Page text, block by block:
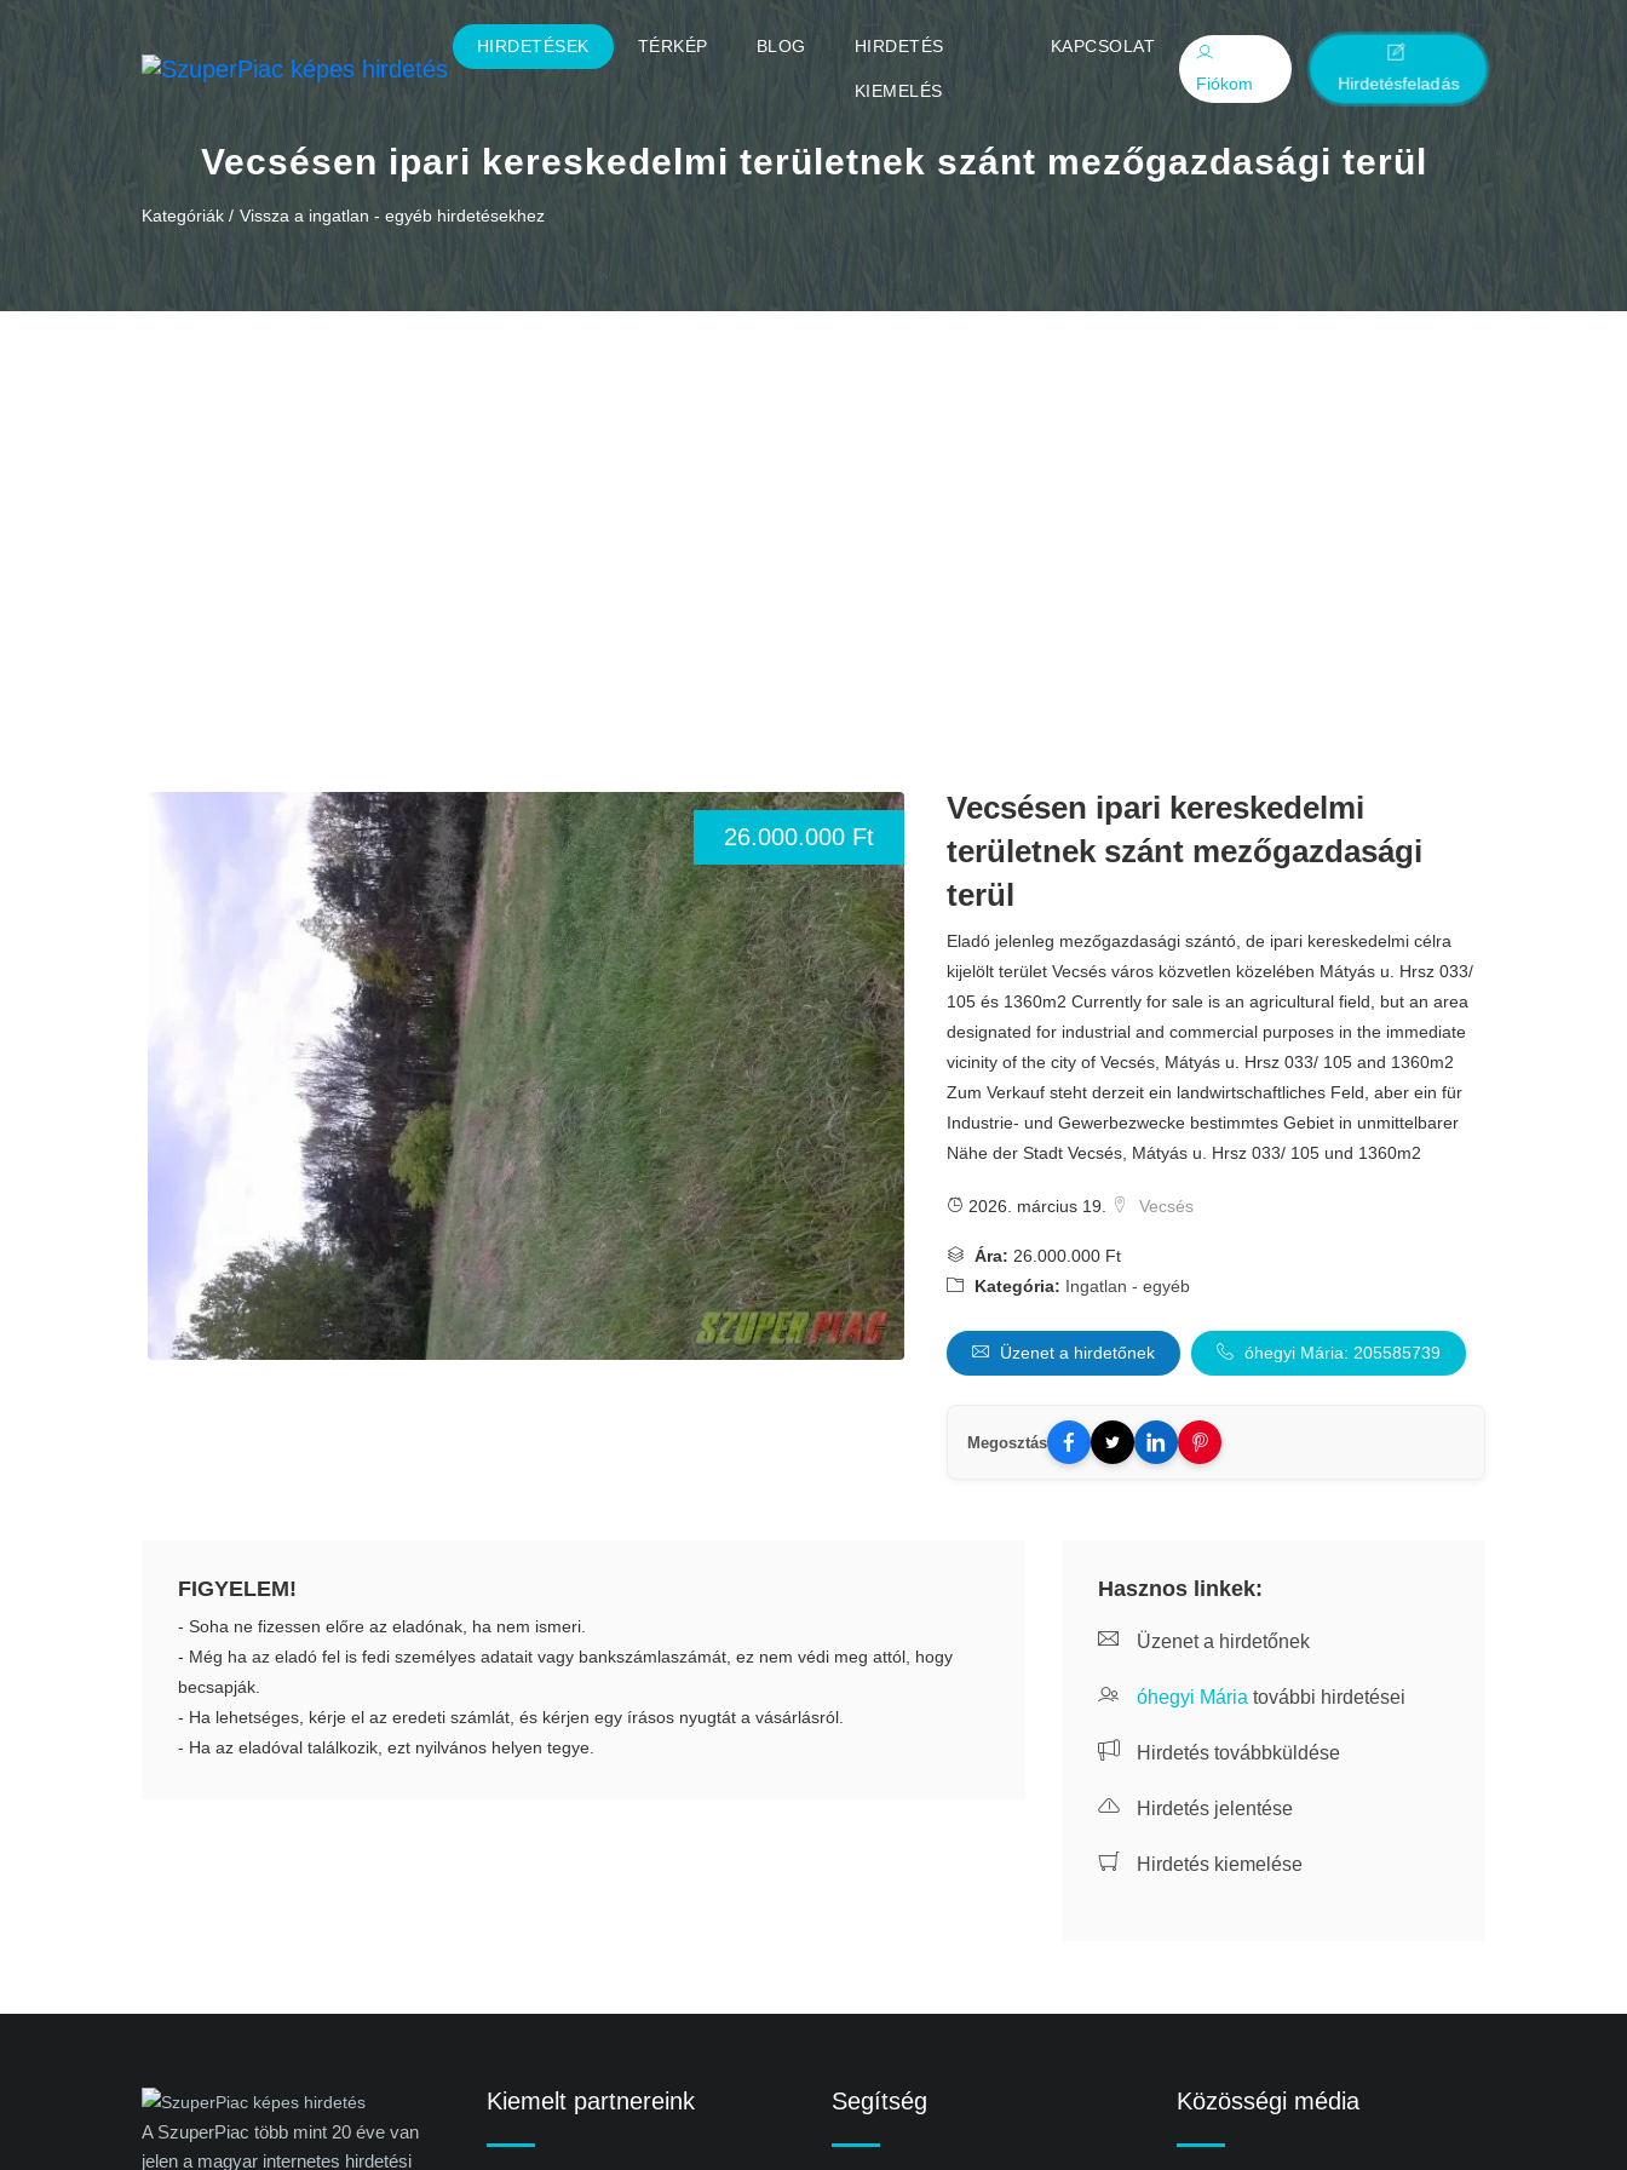
HIRDETÉSEK TÉRKÉP BLOG HIRDETÉS
KIEMELÉS
KAPCSOLAT
Fiókom
Hirdetésfeladás
Vecsésen ipari kereskedelmi területnek szánt mezőgazdasági terül
Kategóriák / Vissza a ingatlan - egyéb hirdetésekhez
26.000.000 Ft
Vecsésen ipari kereskedelmi
területnek szánt mezőgazdasági
terül
Eladó jelenleg mezőgazdasági szántó, de ipari kereskedelmi célra
kijelölt terület Vecsés város közvetlen közelében Mátyás u. Hrsz 033/
105 és 1360m2 Currently for sale is an agricultural field, but an area
designated for industrial and commercial purposes in the immediate
vicinity of the city of Vecsés, Mátyás u. Hrsz 033/ 105 and 1360m2
Zum Verkauf steht derzeit ein landwirtschaftliches Feld, aber ein für
Industrie- und Gewerbezwecke bestimmtes Gebiet in unmittelbarer
Nähe der Stadt Vecsés, Mátyás u. Hrsz 033/ 105 und 1360m2
2026. március 19. Vecsés
Ára: 26.000.000 Ft
Kategória: Ingatlan - egyéb
Üzenet a hirdetőnek óhegyi Mária: 205585739
Megosztás
FIGYELEM!
- Soha ne fizessen előre az eladónak, ha nem ismeri.
- Még ha az eladó fel is fedi személyes adatait vagy bankszámlaszámát, ez nem védi meg attól, hogy
becsapják.
- Ha lehetséges, kérje el az eredeti számlát, és kérjen egy írásos nyugtát a vásárlásról.
- Ha az eladóval találkozik, ezt nyilvános helyen tegye.
Hasznos linkek:
Üzenet a hirdetőnek
óhegyi Mária további hirdetései
Hirdetés továbbküldése
Hirdetés jelentése
Hirdetés kiemelése
A SzuperPiac több mint 20 éve van
jelen a magyar internetes hirdetési
Kiemelt partnereink Segítség Közösségi média